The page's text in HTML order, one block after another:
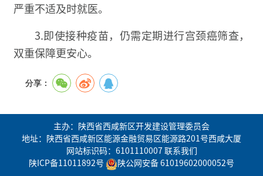
严重不适及时就医。
3.即使接种疫苗，仍需定期进行宫颈癌筛查，
双重保障更安心。
分享：
主办：陕西省西咸新区开发建设管理委员会
地址：陕西省西咸新区能源金融贸易区能源路201号西咸大厦
网站标识码：6101110007 联系我们
陕ICP备11011892号
陕公网安备 61019602000052号